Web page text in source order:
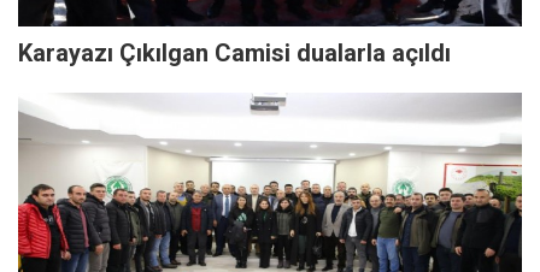
Karayazı Çıkılgan Camisi dualarla açıldı